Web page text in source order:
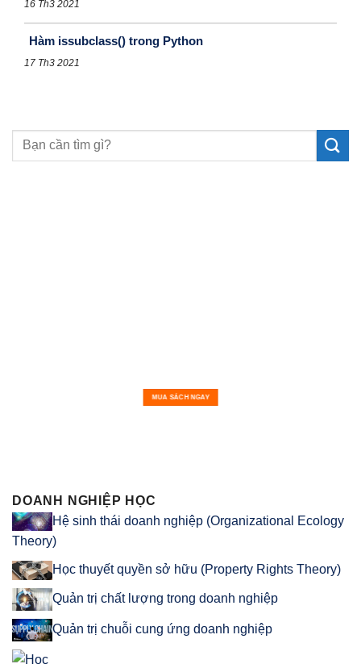
16 Th3 2021
Hàm issubclass() trong Python
17 Th3 2021
MUA SÁCH NGAY
DOANH NGHIỆP HỌC
Hệ sinh thái doanh nghiệp (Organizational Ecology
Theory)
Học thuyết quyền sở hữu (Property Rights Theory)
Quản trị chất lượng trong doanh nghiệp
Quản trị chuỗi cung ứng doanh nghiệp